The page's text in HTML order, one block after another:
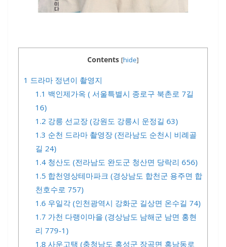
Contents [hide]
1 드라마 정년이 촬영지
1.1 백인제가옥 ( 서울특별시 종로구 북촌로 7길
16)
1.2 강릉 선교장 (강원도 강릉시 운정길 63)
1.3 순천 드라마 촬영장 (전라남도 순천시 비례골
길 24)
1.4청산도 (전라남도 완도군 청산면 당락리 656)
1.5 합천영상테마파크 (경상남도 합천군 용주면 합
천호수로 757)
1.6 우일각 (인천광역시 강화군 길상면 온수길 74)
1.7 가천 다랭이마을 (경상남도 남해군 남면 홍현
리 779-1)
1.8 사운고택 (충청남도 홍성군 장곡면 홍남동로